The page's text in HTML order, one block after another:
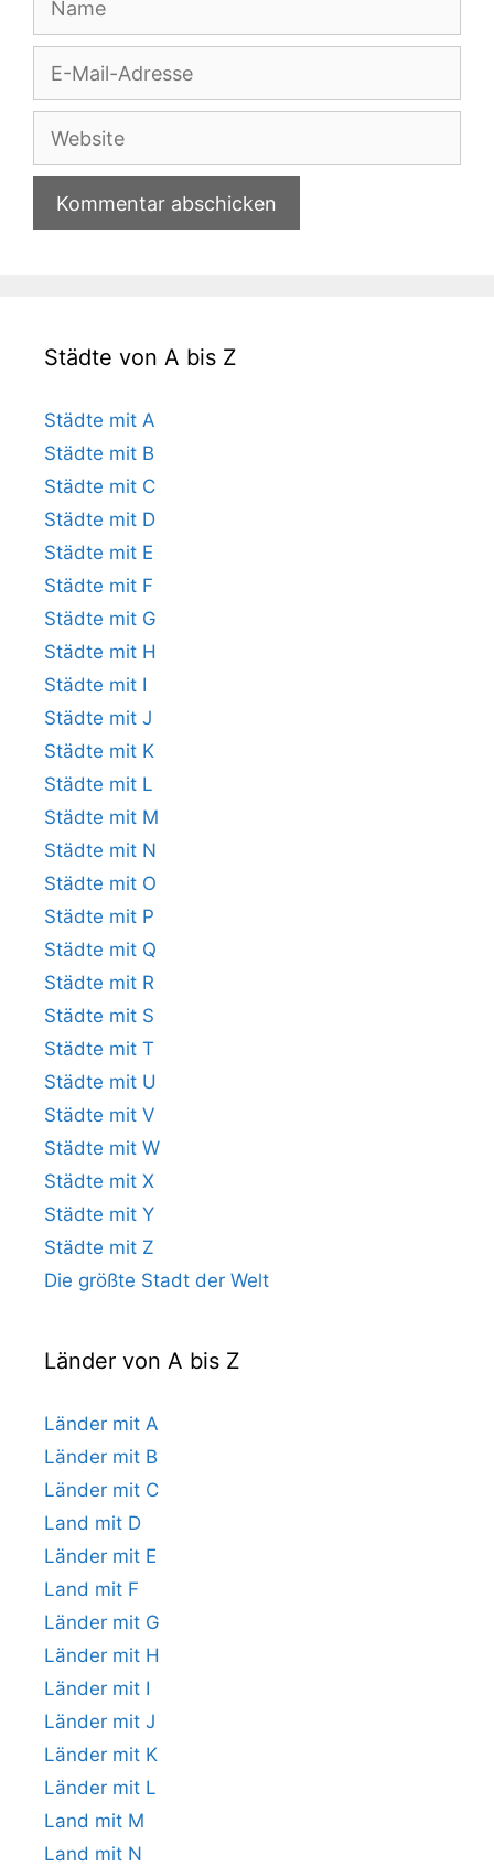
Adresse
Website
Städte von A bis Z
Städte mit A
Städte mit B
Städte mit C
Städte mit D
Städte mit E
Städte mit F
Städte mit G
Städte mit H
Städte mit I
Städte mit J
Städte mit K
Städte mit L
Städte mit M
Städte mit N
Städte mit O
Städte mit P
Städte mit Q
Städte mit R
Städte mit S
Städte mit T
Städte mit U
Städte mit V
Städte mit W
Städte mit X
Städte mit Y
Städte mit Z
Die größte Stadt der Welt
Länder von A bis Z
Länder mit A
Länder mit B
Länder mit C
Land mit D
Länder mit E
Land mit F
Länder mit G
Länder mit H
Länder mit I
Länder mit J
Länder mit K
Länder mit L
Land mit M
Land mit N